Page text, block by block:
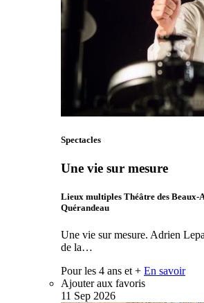
Spectacles
Une vie sur mesure
Lieux multiples Théâtre des Beaux-
Quérandeau
Une vie sur mesure. Adrien
de la…
Pour les 4 ans et + En savoir
Ajouter aux favoris
11 Sep 2026